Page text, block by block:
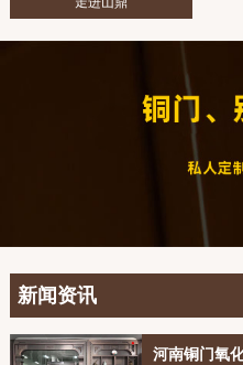
新闻资讯
河南铜门氧